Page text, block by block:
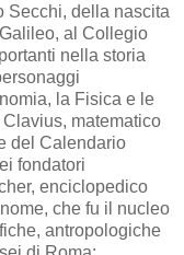
Secchi, della nascita
al Collegio
nella storia
la Fisica e le
matematico
del Calendario
fondatori
enciclopedico
che fu il nucleo
antropologiche